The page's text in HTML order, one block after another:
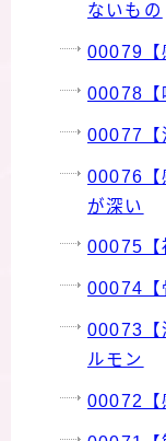
ないもの
00079【
00078【
00077【
00076【
が深い
00075【
00074【
00073【
ルモン
00072【